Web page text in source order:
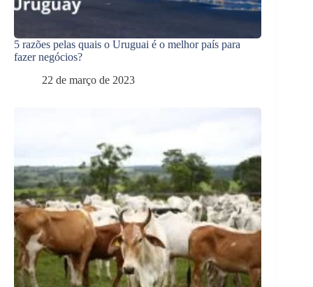
5 razões pelas quais o Uruguai é o melhor país para
fazer negócios?
22 de março de 2023